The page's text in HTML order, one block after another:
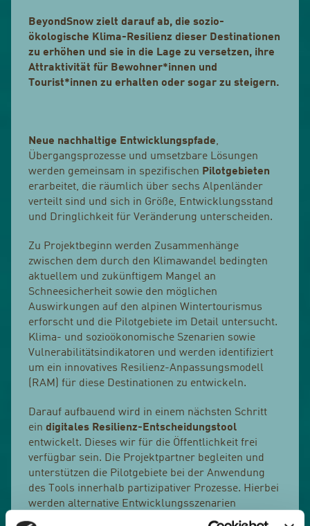
BeyondSnow zielt darauf ab, die sozio-
ökologische Klima-Resilienz dieser Destinationen
zu erhöhen und sie in die Lage zu versetzen, ihre
Attraktivität für Bewohner*innen und
Tourist*innen zu erhalten oder sogar zu steigern.
Neue nachhaltige Entwicklungspfade,
Übergangsprozesse und umsetzbare Lösungen
werden gemeinsam in spezifischen Pilotgebieten
erarbeitet, die räumlich über sechs Alpenländer
verteilt sind und sich in Größe, Entwicklungsstand
und Dringlichkeit für Veränderung unterscheiden.
Zu Projektbeginn werden Zusammenhänge
zwischen dem durch den Klimawandel bedingten
aktuellem und zukünftigem Mangel an
Schneesicherheit sowie den möglichen
Auswirkungen auf den alpinen Wintertourismus
erforscht und die Pilotgebiete im Detail untersucht.
Klima- und sozioökonomische Szenarien sowie
Vulnerabilitätsindikatoren und werden identifiziert
um ein innovatives Resilienz-Anpassungsmodell
(RAM) für diese Destinationen zu entwickeln.
Darauf aufbauend wird in einem nächsten Schritt
ein digitales Resilienz-Entscheidungstool
entwickelt. Dieses wir für die Öffentlichkeit frei
verfügbar sein. Die Projektpartner begleiten und
unterstützen die Pilotgebiete bei der Anwendung
des Tools innerhalb partizipativer Prozesse. Hierbei
werden alternative Entwicklungsszenarien
nachhaltiger Übergangspfade und Strategien für